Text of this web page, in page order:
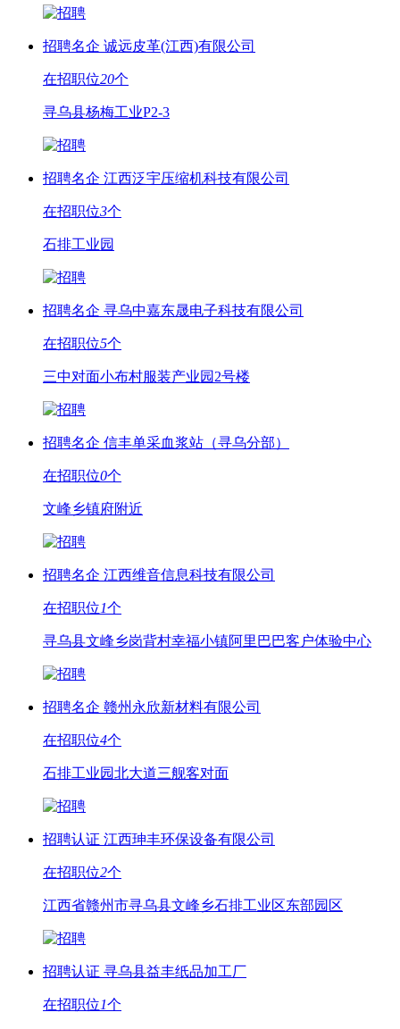
招聘名企 诚远皮革(江西)有限公司
在招职位20个
寻乌县杨梅工业P2-3
招聘名企 江西泛宇压缩机科技有限公司
在招职位3个
石排工业园
招聘名企 寻乌中嘉东晟电子科技有限公司
在招职位5个
三中对面小布村服装产业园2号楼
招聘名企 信丰单采血浆站（寻乌分部）
在招职位0个
文峰乡镇府附近
招聘名企 江西维音信息科技有限公司
在招职位1个
寻乌县文峰乡岗背村幸福小镇阿里巴巴客户体验中心
招聘名企 赣州永欣新材料有限公司
在招职位4个
石排工业园北大道三舰客对面
招聘认证 江西珅丰环保设备有限公司
在招职位2个
江西省赣州市寻乌县文峰乡石排工业区东部园区
招聘认证 寻乌县益丰纸品加工厂
在招职位1个